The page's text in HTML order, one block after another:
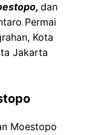
dan
Permai
Kota
Jakarta
Moestopo